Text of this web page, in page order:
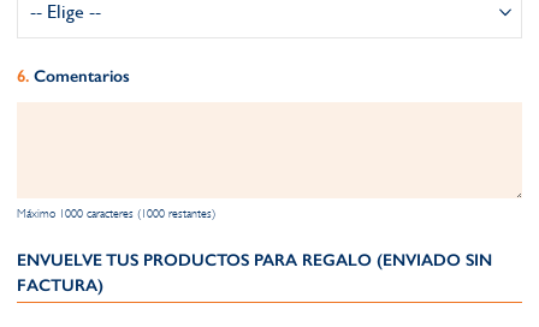
Comentarios
Máximo 1000 caracteres (1000 restantes)
ENVUELVE TUS PRODUCTOS PARA REGALO (ENVIADO SIN
FACTURA)